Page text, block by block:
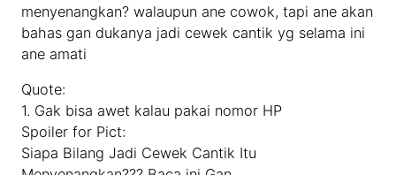
menyenangkan? walaupun ane cowok, tapi ane akan
bahas gan dukanya jadi cewek cantik yg selama ini
ane amati
Quote:
1. Gak bisa awet kalau pakai nomor HP
Spoiler for Pict:
Siapa Bilang Jadi Cewek Cantik Itu